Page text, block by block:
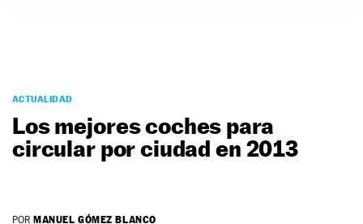
PODCAST
MOTOS
TECNOLOGÍA
ACTUALIDAD
Los mejores coches para
circular por ciudad en 2013
POR MANUEL GÓMEZ BLANCO